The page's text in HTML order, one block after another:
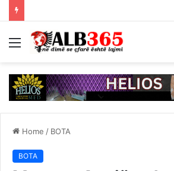
Menu
Home / BOTA
BOTA